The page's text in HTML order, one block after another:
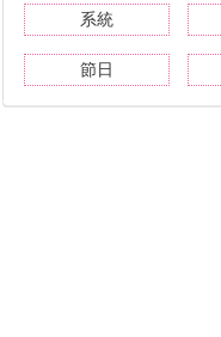
系統
節日